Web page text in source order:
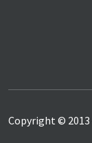
Copyright © 2013